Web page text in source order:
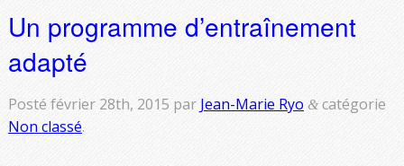
Un programme d’entraînement
adapté
Posté février 28th, 2015 par Jean-Marie Ryo &catégorie
Non classé.